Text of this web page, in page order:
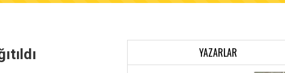
YAZARLAR